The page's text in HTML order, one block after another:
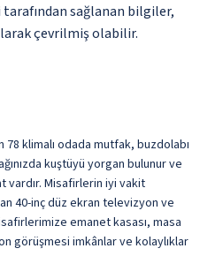
tarafından sağlanan bilgiler,
çevrilmiş olabilir.
klimalı odada mutfak, buzdolabı
kuştüyü yorgan bulunur ve
vardır. Misafirlerin iyi vakit
40-inç düz ekran televizyon ve
emanet kasası, masa
görüşmesi imkânlar ve kolaylıklar